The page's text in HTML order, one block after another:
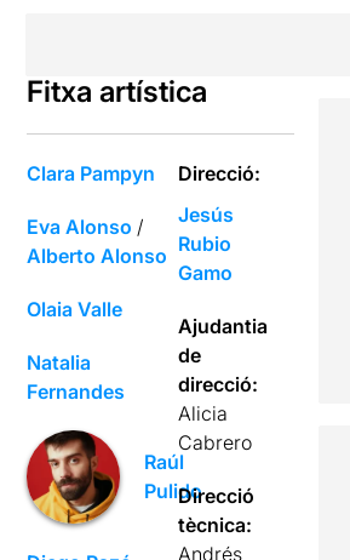
Fitxa artística
Clara Pampyn
Eva Alonso /
Alberto Alonso
Olaia Valle
Natalia
Fernandes
Raúl
Pulido
Direcció:
Jesús
Rubio
Gamo
Ajudantia
de
direcció:
Alicia
Cabrero
Direcció
tècnica:
Andrés